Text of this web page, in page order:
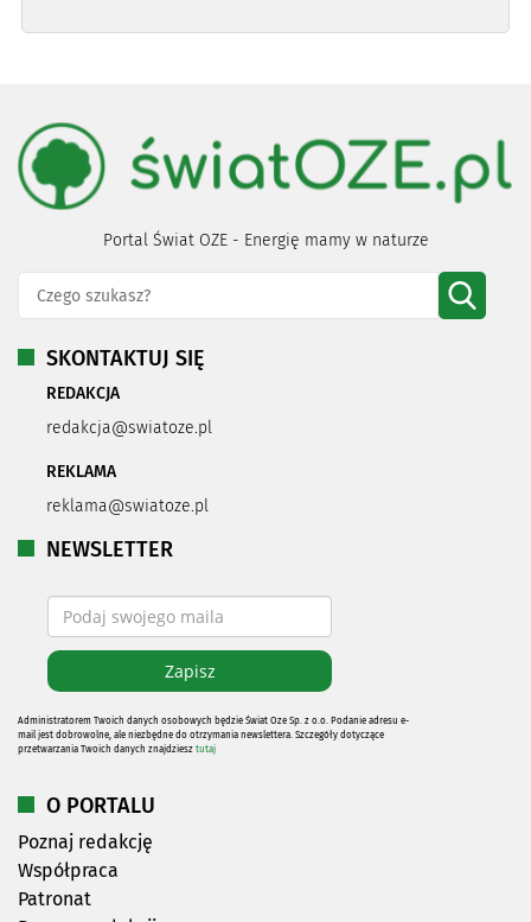
Portal Świat OZE - Energię mamy w naturze
SKONTAKTUJ SIĘ
REDAKCJA
redakcja@swiatoze.pl
REKLAMA
reklama@swiatoze.pl
NEWSLETTER
Administratorem Twoich danych osobowych będzie Świat Oze Sp. z o.o. Podanie adresu e-
mail jest dobrowolne, ale niezbędne do otrzymania newslettera. Szczegóły dotyczące
przetwarzania Twoich danych znajdziesz tutaj
O PORTALU
Poznaj redakcję
Współpraca
Patronat